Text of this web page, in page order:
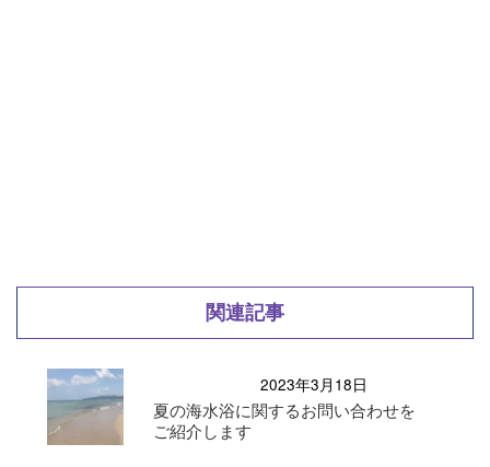
関連記事
2023年3月18日
夏の海水浴に関するお問い合わせを
ご紹介します